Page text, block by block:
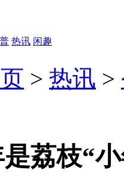
热讯 闲趣
> 热讯 >
荔枝“